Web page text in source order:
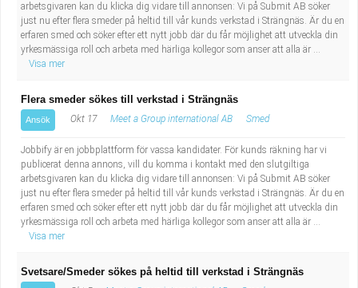
arbetsgivaren kan du klicka dig vidare till annonsen: Vi på Submit AB söker
just nu efter flera smeder på heltid till vår kunds verkstad i Strängnäs. Är du en
erfaren smed och söker efter ett nytt jobb där du får möjlighet att utveckla din
yrkesmässiga roll och arbeta med härliga kollegor som anser att alla är ...
Visa mer
Flera smeder sökes till verkstad i Strängnäs
Ansök Okt 17 Meet a Group international AB Smed
Jobbify är en jobbplattform för vassa kandidater. För kunds räkning har vi
publicerat denna annons, vill du komma i kontakt med den slutgiltiga
arbetsgivaren kan du klicka dig vidare till annonsen: Vi på Submit AB söker
just nu efter flera smeder på heltid till vår kunds verkstad i Strängnäs. Är du en
erfaren smed och söker efter ett nytt jobb där du får möjlighet att utveckla din
yrkesmässiga roll och arbeta med härliga kollegor som anser att alla är ...
Visa mer
Svetsare/Smeder sökes på heltid till verkstad i Strängnäs